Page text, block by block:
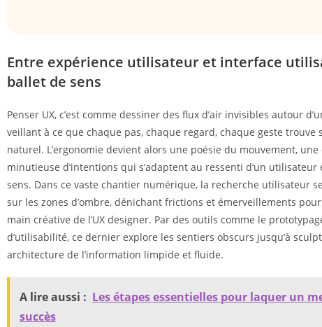
Entre expérience utilisateur et interface
ballet de sens
Penser UX, c’est comme dessiner des flux d’air invisibles autour
veillant à ce que chaque pas, chaque regard, chaque geste trouve
naturel. L’ergonomie devient alors une poésie du mouvement,
minutieuse d’intentions qui s’adaptent au ressenti d’un utilisateur
sens. Dans ce vaste chantier numérique, la recherche utilisateur
sur les zones d’ombre, dénichant frictions et émerveillements
main créative de l’UX designer. Par des outils comme le
d’utilisabilité, ce dernier explore les sentiers obscurs jusqu’à
architecture de l’information limpide et fluide.
A lire aussi : Les étapes essentielles pour laquer un
succès